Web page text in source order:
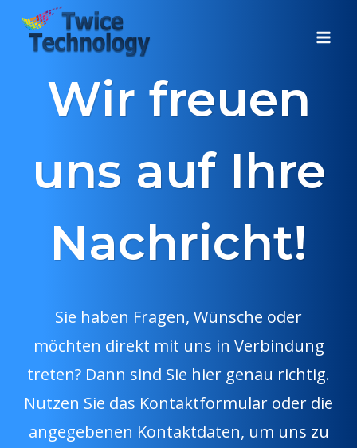
Inhalt
springen
Wir freuen
uns auf Ihre
Nachricht!
Sie haben Fragen, Wünsche oder
möchten direkt mit uns in Verbindung
treten? Dann sind Sie hier genau richtig.
Nutzen Sie das Kontaktformular oder die
angegebenen Kontaktdaten, um uns zu